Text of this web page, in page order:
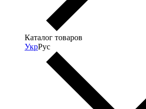
Каталог товаров
УкрРус